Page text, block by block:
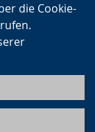
die Cookie-